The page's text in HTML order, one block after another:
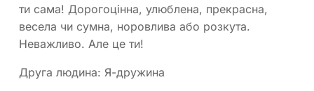
ти сама! Дорогоцінна, улюблена, прекрасна,
весела чи сумна, норовлива або розкута.
Неважливо. Але це ти!
Друга людина: Я-дружина